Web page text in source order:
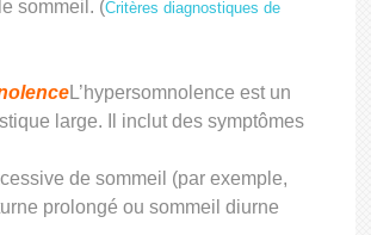
sommeil. (Critères diagnostiques de
L’hypersomnolence est un
large. Il inclut des symptômes
de sommeil (par exemple,
prolongé ou sommeil diurne